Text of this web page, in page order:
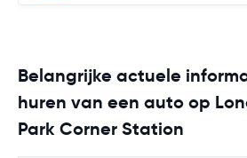
Belangrijke actuele
huren van een auto op
Park Corner Station